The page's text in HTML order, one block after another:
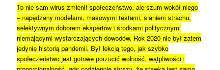
To nie sam wirus zmienił społeczeństwo, ale szum wokół niego
– napędzany modelami, masowymi testami, sianiem strachu,
selektywnym doborem ekspertów i środkami politycznymi
niemającymi wystarczających dowodów. Rok 2020 nie był zatem
jedynie historią pandemii. Był lekcją tego, jak szybko
społeczeństwo jest gotowe porzucić wolność, wątpliwości i